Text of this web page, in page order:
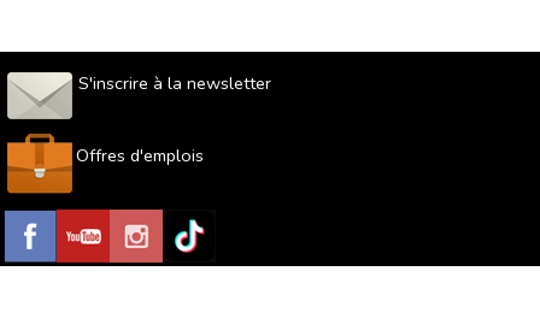
S'inscrire à la newsletter
Offres d'emplois